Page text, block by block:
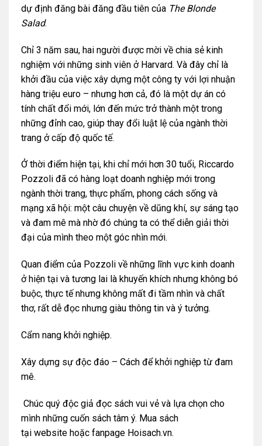
dự định đăng bài đăng đầu tiên của The Blonde
Salad.
Chỉ 3 năm sau, hai người được mời về chia sẻ kinh
nghiệm với những sinh viên ở Harvard. Và đây chỉ là
khởi đầu của việc xây dựng một công ty với lợi nhuận
hàng triệu euro – nhưng hơn cả, đó là một dự án có
tính chất đổi mới, lớn đến mức trở thành một trong
những đỉnh cao, giúp thay đổi luật lệ của ngành thời
trang ở cấp độ quốc tế.
Ở thời điểm hiện tại, khi chỉ mới hơn 30 tuổi, Riccardo
Pozzoli đã có hàng loạt doanh nghiệp mới trong
ngành thời trang, thực phẩm, phong cách sống và
mạng xã hội: một câu chuyện về dũng khí, sự sáng tạo
và đam mê mà nhờ đó chúng ta có thể diễn giải thời
đại của mình theo một góc nhìn mới.
Quan điểm của Pozzolivề những lĩnh vực kinh doanh
ở hiện tại và tương lai là khuyến khích nhưng không bó
buộc, thực tế nhưng không mất đi tầm nhìn và chất
thơ, rất dễ đọc nhưng giàu thông tin và ý tưởng.
Cẩm nang khởi nghiệp.
Xây dựng sự độc đáo – Cách để khởi nghiệp từ đam
mê.
Chúc quý độc giả đọc sách vui vẻ và lựa chọn cho
mình những cuốn sách tâm ý. Mua sách
tại websitehoặc fanpage Hoisach.vn.